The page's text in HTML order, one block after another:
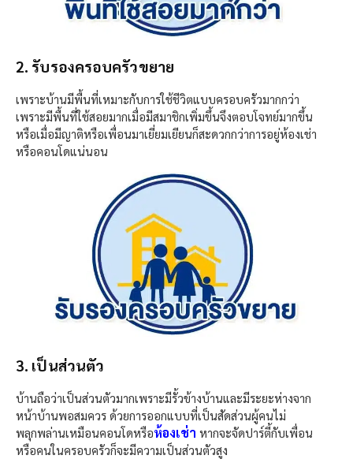
2. รับรองครอบครัวขยาย
เพราะบ้านมีพื้นที่เหมาะกับการใช้ชีวิตแบบครอบครัวมากกว่า
เพราะมีพื้นที่ใช้สอยมากเมื่อมีสมาชิกเพิ่มขึ้นจึงตอบโจทย์มากขึ้น
หรือเมื่อมีญาติหรือเพื่อนมาเยี่ยมเยียนก็สะดวกกว่าการอยู่ห้องเช่า
หรือคอนโดแน่นอน
3. เป็นส่วนตัว
บ้านถือว่าเป็นส่วนตัวมากเพราะมีรั้วข้างบ้านและมีระยะห่างจาก
หน้าบ้านพอสมควร ด้วยการออกแบบที่เป็นสัดส่วนผู้คนไม่
พลุกพล่านเหมือนคอนโดหรือห้องเช่า หากจะจัดปาร์ตี้กับเพื่อน
หรือคนในครอบครัวก็จะมีความเป็นส่วนตัวสูง